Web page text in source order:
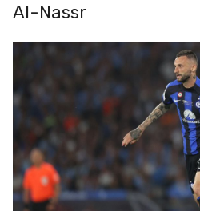
Al-Nassr